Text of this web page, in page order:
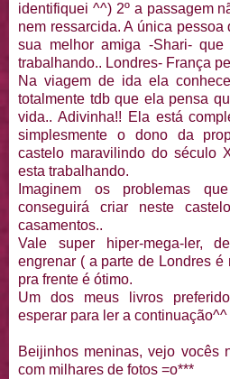
identifiquei ^^) 2º a passagem
nem ressarcida. A única
sua melhor amiga -Shari-
trabalhando.. Londres- França
Na viagem de ida ela
totalmente tdb que ela pensa
vida.. Adivinha!! Ela está
simplesmente o dono da
castelo maravilindo do século
esta trabalhando.
Imaginem os problemas
conseguirá criar neste
casamentos..
Vale super hiper-mega-ler,
engrenar ( a parte de Londres
pra frente é ótimo.
Um dos meus livros
esperar para ler a continuação^^
Beijinhos meninas, vejo vocês
com milhares de fotos =o***